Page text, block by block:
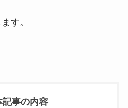
す。
記事の内容